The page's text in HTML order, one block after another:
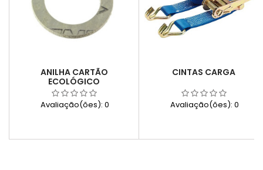
ANILHA CARTÃO
ECOLÓGICO
Avaliação(ões): 0
CINTAS CARGA
Avaliação(ões): 0